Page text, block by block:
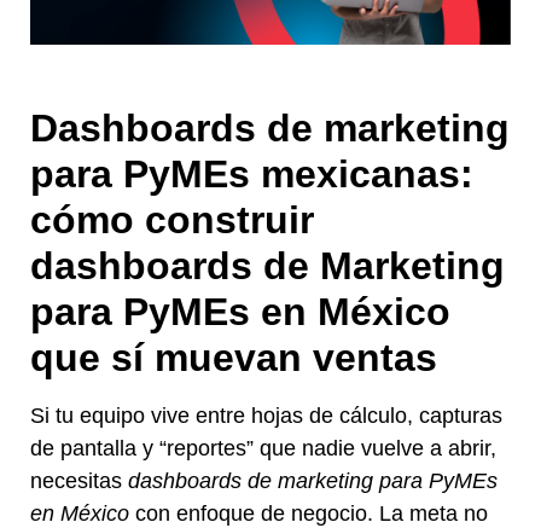
Dashboards de marketing
para PyMEs mexicanas:
cómo construir
dashboards de Marketing
para PyMEs en México
que sí muevan ventas
Si tu equipo vive entre hojas de cálculo, capturas
de pantalla y “reportes” que nadie vuelve a abrir,
necesitas dashboards de marketing para PyMEs
en México con enfoque de negocio. La meta no